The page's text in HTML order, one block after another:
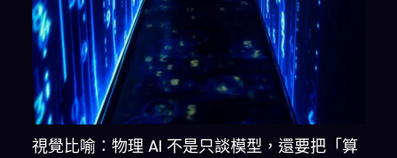
視覺比喻：物理 AI 不是只談模型，還要把「算